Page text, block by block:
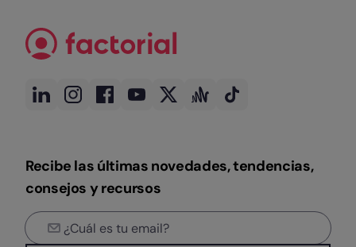
Recibe las últimas novedades, tendencias,
consejos y recursos